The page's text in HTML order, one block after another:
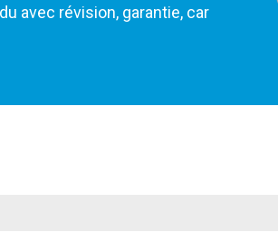
avec révision, garantie, car